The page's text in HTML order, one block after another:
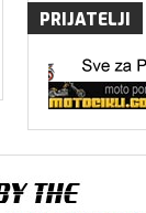
PRIJATELJI